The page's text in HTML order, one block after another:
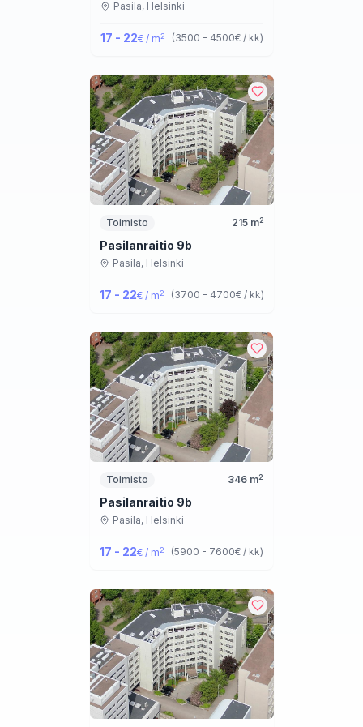
Pasila, Helsinki
17 - 22€ / m2 (3500 - 4500€ / kk)
Toimisto 215m2
Pasilanraitio 9b
Pasila, Helsinki
17 - 22€ / m2 (3700 - 4700€ / kk)
Toimisto 346 m2
Pasilanraitio 9b
Pasila, Helsinki
17 - 22€ / m2 (5900 - 7600€ / kk)